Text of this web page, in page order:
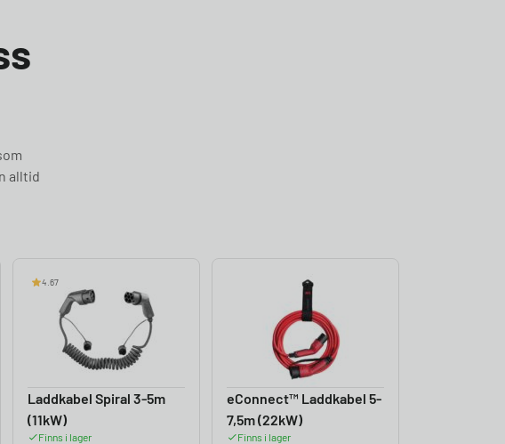
alltid
4.67
Laddkabel Spiral 3-5m
(11kW)
Finns i lager
eConnect™ Laddkabel 5-
7,5m (22kW)
Finns i lager